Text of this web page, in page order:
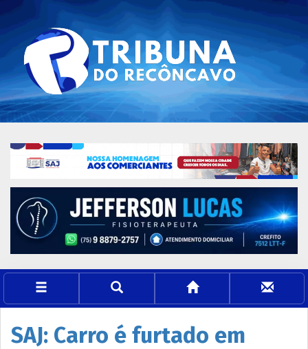
SAJ: Carro é furtado em